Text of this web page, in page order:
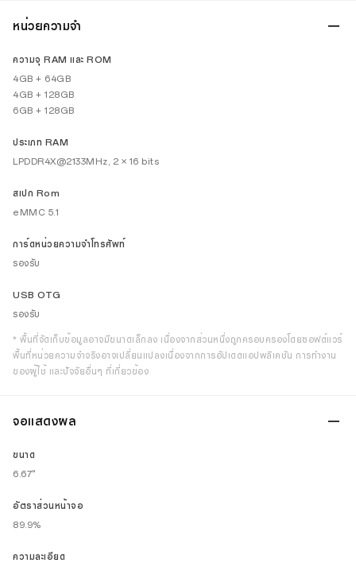
หน่วยความจำ
ความจุ RAM และ ROM
4GB + 64GB
4GB + 128GB
6GB + 128GB
ประเภท RAM
LPDDR4X@2133MHz, 2 × 16 bits
สเปก Rom
eMMC 5.1
การ์ดหน่วยความจำโทรศัพท์
รองรับ
USB OTG
รองรับ
* พื้นที่จัดเก็บข้อมูลอาจมีขนาดเล็กลง เนื่องจากส่วนหนึ่งถูกครอบครองโดยซอฟต์แวร์
พื้นที่หน่วยความจำจริงอาจเปลี่ยนแปลงเนื่องจากการอัปเดตแอปพลิเคชัน การทำงาน
ของผู้ใช้ และปัจจัยอื่นๆ ที่เกี่ยวข้อง
จอแสดงผล
ขนาด
6.67"
อัตราส่วนหน้าจอ
89.9%
ความละเอียด